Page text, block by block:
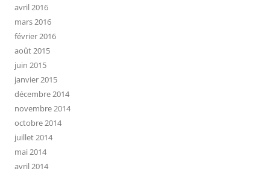
avril 2016
mars 2016
février 2016
août 2015
juin 2015
janvier 2015
décembre 2014
novembre 2014
octobre 2014
juillet 2014
mai 2014
avril 2014